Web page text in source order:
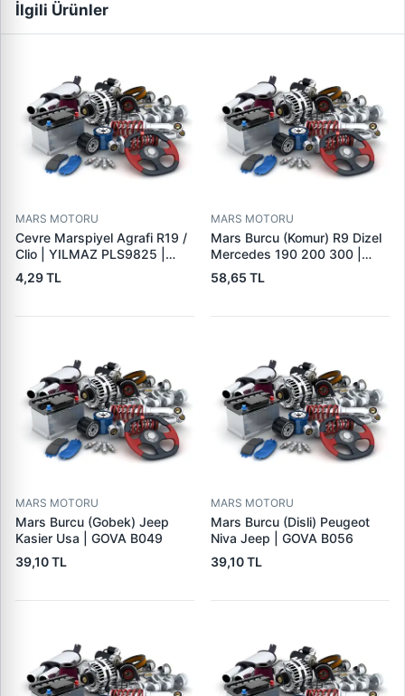
İlgili Ürünler
MARS MOTORU
Cevre Marspiyel Agrafi R19 /
Clio | YILMAZ PLS9825 |
OEM 7703077256
4,29 TL
MARS MOTORU
Mars Burcu (Komur) R9 Dizel
Mercedes 190 200 300 |
GOVA B047
58,65 TL
MARS MOTORU
Mars Burcu (Gobek) Jeep
Kasier Usa | GOVA B049
39,10 TL
MARS MOTORU
Mars Burcu (Disli) Peugeot
Niva Jeep | GOVA B056
39,10 TL